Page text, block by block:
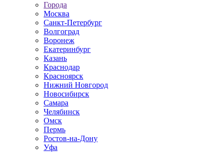
Города
Москва
Санкт-Петербург
Волгоград
Воронеж
Екатеринбург
Казань
Краснодар
Красноярск
Нижний Новгород
Новосибирск
Самара
Челябинск
Омск
Пермь
Ростов-на-Дону
Уфа